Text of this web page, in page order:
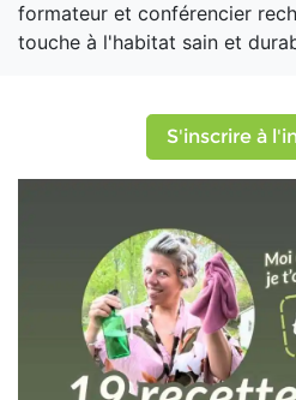
formateur et conférencier
touche à l'habitat sain et
S'inscrire à